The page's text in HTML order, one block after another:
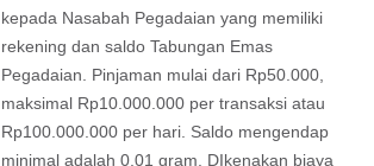
kepada Nasabah Pegadaian yang memiliki
rekening dan saldo Tabungan Emas
Pegadaian. Pinjaman mulai dari Rp50.000,
maksimal Rp10.000.000 per transaksi atau
Rp100.000.000 per hari. Saldo mengendap
minimal adalah 0,01 gram. DIkenakan biaya